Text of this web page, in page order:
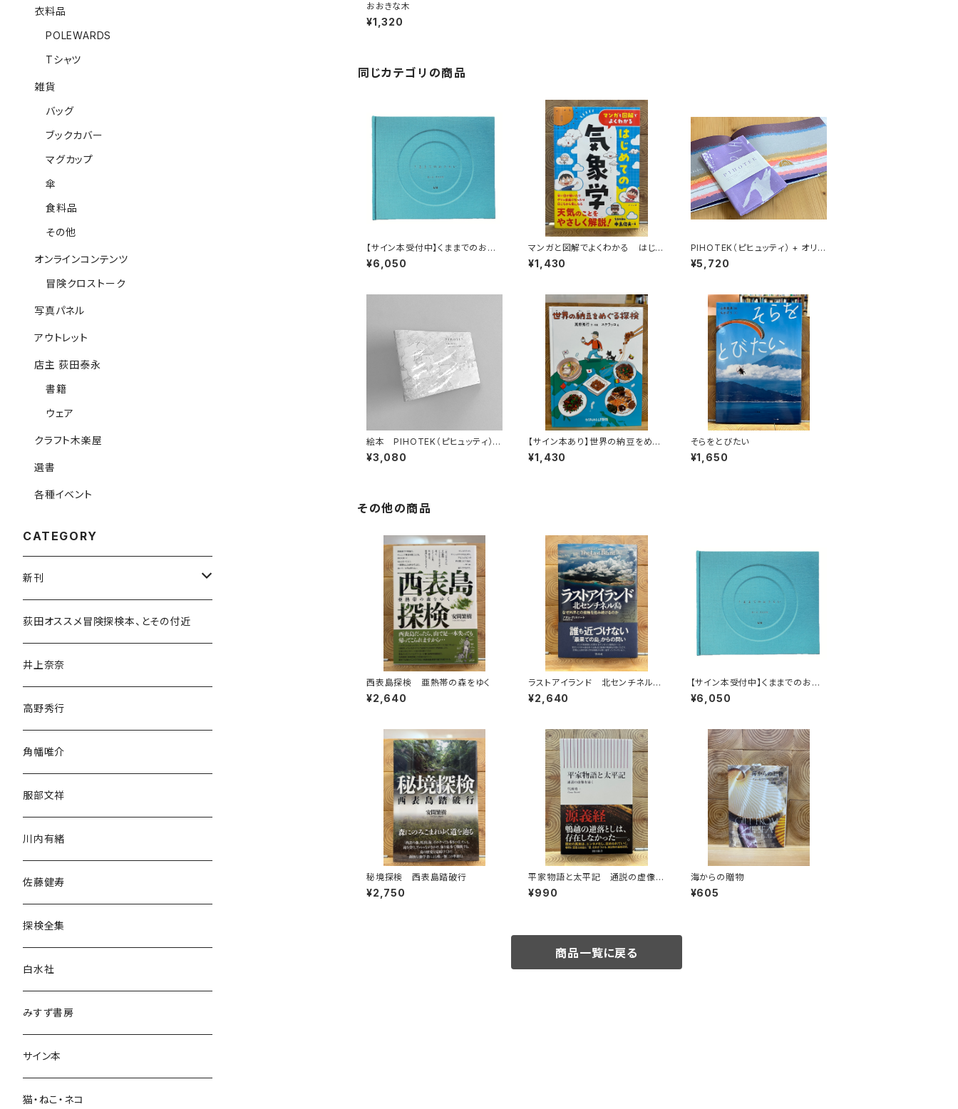
おおきな木
¥1,320
同じカテゴリの商品
【サイン本受付中】くままでのおさ
らい〈特装新版〉
¥6,050
マンガと図解でよくわかる はじめ
ての気象学
¥1,430
PIHOTEK（ピヒュッティ） + オリジ
ナルふろしき（薄紫）セット
¥5,720
絵本 PIHOTEK（ピヒュッティ）
北極を風と歩く
¥3,080
【サイン本あり】世界の納豆をめぐ
る探検
¥1,430
そらをとびたい
¥1,650
その他の商品
西表島探検 亜熱帯の森をゆく
¥2,640
ラストアイランド 北センチネル
島 なぜ外界との接触を拒み続け
るのか
¥2,640
【サイン本受付中】くままでのおさ
らい〈特装新版〉
¥6,050
秘境探検 西表島踏破行
¥2,750
平家物語と太平記 通説の虚像を
暴く
¥990
海からの贈物
¥605
商品一覧に戻る
衣料品
POLEWARDS
Tシャツ
雑貨
バッグ
ブックカバー
マグカップ
傘
食料品
その他
オンラインコンテンツ
冒険クロストーク
写真パネル
アウトレット
店主 荻田泰永
書籍
ウェア
クラフト木楽屋
選書
各種イベント
CATEGORY
新刊
和書
文学・小説・物語
随筆・ノンフィクション・その他
民族・風習
言語・ことば
荻田オススメ冒険探検本、とその付近
井上奈奈
高野秀行
角幡唯介
服部文祥
川内有緒
佐藤健寿
探検全集
白水社
みすず書房
サイン本
猫・ねこ・ネコ